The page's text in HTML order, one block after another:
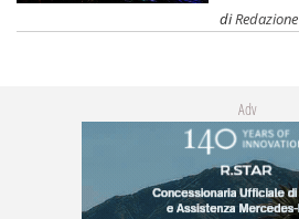
diRedazione
Adv